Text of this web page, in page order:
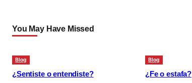
You May Have Missed
Blog
¿Sentiste o entendiste?
Blog
¿Fe o estafa?